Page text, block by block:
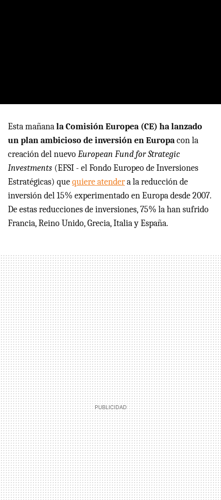
Esta mañanala Comisión Europea (CE) ha lanzado
un plan ambicioso de inversión en Europacon la
creación del nuevoEuropean Fund for Strategic
Investments (EFSI - el Fondo Europeo de Inversiones
Estratégicas) quequiere atendera la reducción de
inversión del 15% experimentado en Europa desde 2007.
De estas reducciones de inversiones, 75% la han sufrido
Francia, Reino Unido, Grecia, Italia y España.